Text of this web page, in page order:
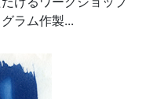
ラム作製...